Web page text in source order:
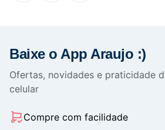
Baixe o App Araujo :)
Ofertas, novidades e praticidade
celular
Compre com facilidade